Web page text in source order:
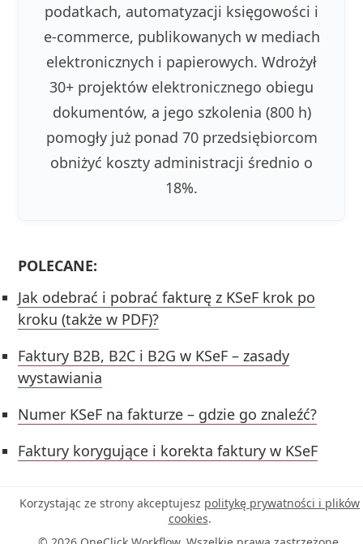
podatkach, automatyzacji księgowości i
e-commerce, publikowanych w mediach
elektronicznych i papierowych. Wdrożył
30+ projektów elektronicznego obiegu
dokumentów, a jego szkolenia (800 h)
pomogły już ponad 70 przedsiębiorcom
obniżyć koszty administracji średnio o
18%.
POLECANE:
Jak odebrać i pobrać fakturę z KSeF krok po
kroku (także w PDF)?
Faktury B2B, B2C i B2G w KSeF – zasady
wystawiania
Numer KSeF na fakturze – gdzie go znaleźć?
Faktury korygujące i korekta faktury w KSeF
Korzystając ze strony akceptujesz politykę prywatności i plików
cookies.